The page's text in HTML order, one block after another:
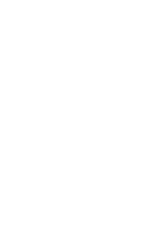
พียง 3.59 ลบ.